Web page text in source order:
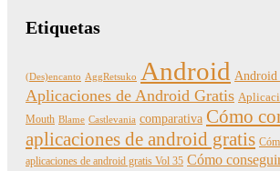
Etiquetas
(Des)encanto AggRetsuko Android Android
Aplicaciones de Android Gratis
Mouth Blame Castlevania comparativa Cómo
aplicaciones de android gratis
aplicaciones de android gratis Vol 35 Cómo